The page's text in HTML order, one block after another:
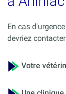
En cas
devriez
Votre